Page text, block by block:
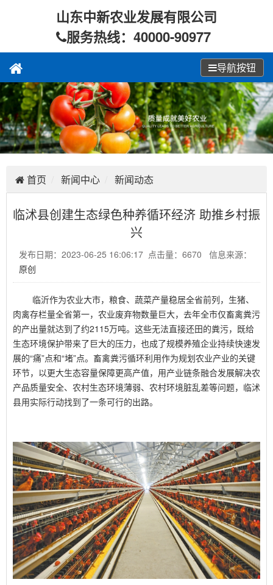
山东中新农业发展有限公司
服务热线：40000-90977
导航按钮
首页 新闻中心 新闻动态
临沭县创建生态绿色种养循环经济 助推乡村振
兴
发布日期：2023-06-25 16:06:17 点击量：6670 信息来源：
原创
临沂作为农业大市，粮食、蔬菜产量稳居全省前列，生猪、
肉禽存栏量全省第一，农业废弃物数量巨大，去年全市仅畜禽粪污
的产出量就达到了约2115万吨。这些无法直接还田的粪污，既给
生态环境保护带来了巨大的压力，也成了规模养殖企业持续快速发
展的“痛”点和“堵”点。畜禽粪污循环利用作为规划农业产业的关键
环节，以更大生态容量保障更高产值，用产业链条融合发展解决农
产品质量安全、农村生态环境薄弱、农村环境脏乱差等问题，临沭
县用实际行动找到了一条可行的出路。